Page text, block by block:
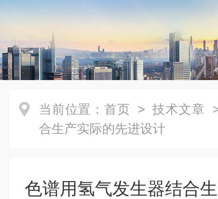
当前位置： 首页 > 技术文章
合生产实际的先进设计
色谱用氢气发生器结合